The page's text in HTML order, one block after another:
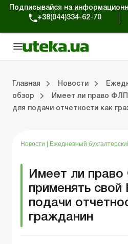
Подписывайся на
+38(044)334-62-70
Главная Новости
обзор
Имеет ли право ФЛП
для подачи отчетности как
Новости Ежедневный
Имеет ли право
применять
подачи
гражданин